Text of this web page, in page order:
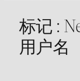
标记 :
用户名